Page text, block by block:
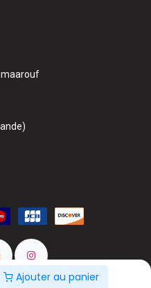
Ajouter au panier
maarouf